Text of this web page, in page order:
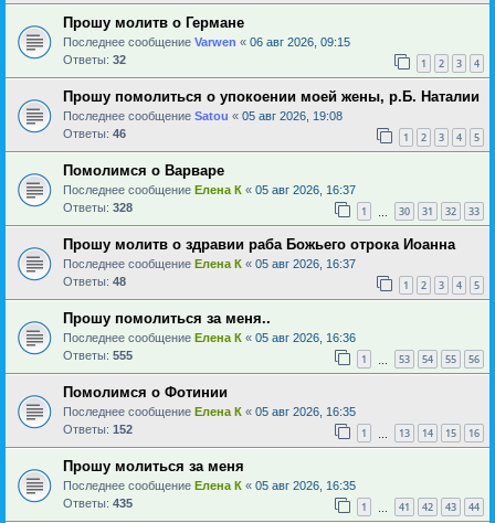
Прошу молитв о Германе
Последнее сообщение Varwen « 06 авг 2026, 09:15
Ответы: 32 1 2 3 4
Прошу помолиться о упокоении моей жены, р.Б. Наталии
Последнее сообщение Satou « 05 авг 2026, 19:08
Ответы: 46 1 2 3 4 5
Помолимся о Варваре
Последнее сообщение Елена К « 05 авг 2026, 16:37
Ответы: 328 1 30 31 32 33
Прошу молитв о здравии раба Божьего отрока Иоанна
Последнее сообщение Елена К « 05 авг 2026, 16:37
Ответы: 48 1 2 3 4 5
Прошу помолиться за меня..
Последнее сообщение Елена К « 05 авг 2026, 16:36
Ответы: 555 1 53 54 55 56
Помолимся о Фотинии
Последнее сообщение Елена К « 05 авг 2026, 16:35
Ответы: 152 1 13 14 15 16
Прошу молиться за меня
Последнее сообщение Елена К « 05 авг 2026, 16:35
Ответы: 435 1 41 42 43 44